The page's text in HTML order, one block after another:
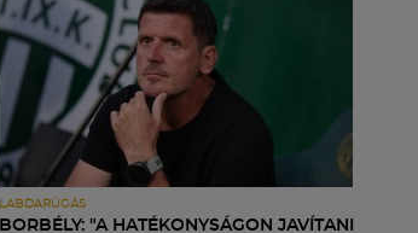
LABDARÚGÁS
BORBÉLY: "A HATÉKONYSÁGON JAVÍTANI